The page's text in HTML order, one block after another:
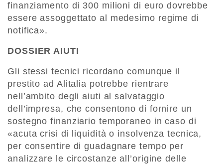
finanziamento di 300 milioni di euro dovrebbe
essere assoggettato al medesimo regime di
notifica».
DOSSIER AIUTI
Gli stessi tecnici ricordano comunque il
prestito ad Alitalia potrebbe rientrare
nell’ambito degli aiuti al salvataggio
dell’impresa, che consentono di fornire un
sostegno finanziario temporaneo in caso di
«acuta crisi di liquidità o insolvenza tecnica,
per consentire di guadagnare tempo per
analizzare le circostanze all’origine delle